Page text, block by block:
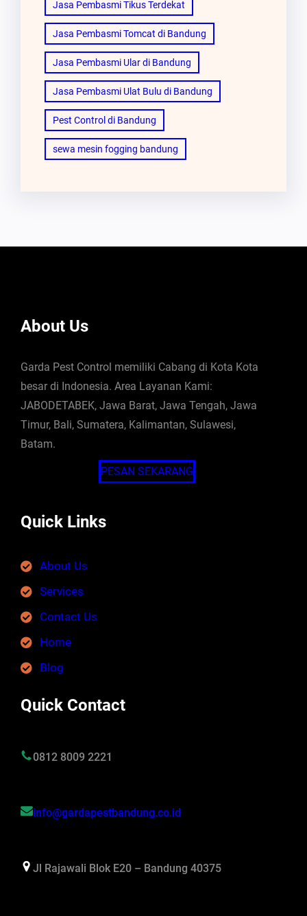
Jasa Pembasmi Tikus Terdekat
Jasa Pembasmi Tomcat di Bandung
Jasa Pembasmi Ular di Bandung
Jasa Pembasmi Ulat Bulu di Bandung
Pest Control di Bandung
sewa mesin fogging bandung
About Us
Garda Pest Control memiliki Cabang di Kota Kota
besar di Indonesia. Area Layanan Kami:
JABODETABEK, Jawa Barat, Jawa Tengah, Jawa
Timur, Bali, Sumatera, Kalimantan, Sulawesi,
Batam.
PESAN SEKARANG
Quick Links
About Us
Services
Contact Us
Home
Blog
Quick Contact
0812 8009 2221
info@gardapestbandung.co.id
Jl Rajawali Blok E20 – Bandung 40375